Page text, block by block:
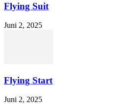
Flying Suit
Juni 2, 2025
Flying Start
Juni 2, 2025